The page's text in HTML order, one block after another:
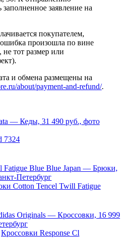
заявление на
покупателем,
произошла по вине
не тот размер или
и обмена размещены на
about/payment-and-refund/.
7324
Cotton Tencel Twill Fatigue
Кроссовки Response Cl